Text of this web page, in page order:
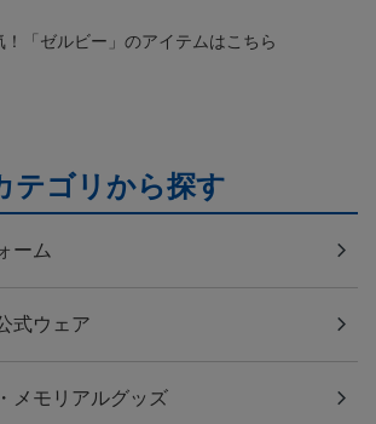
！「ゼルビー」のアイテムはこちら
テゴリから探す
ーム
式ウェア
メモリアルグッズ